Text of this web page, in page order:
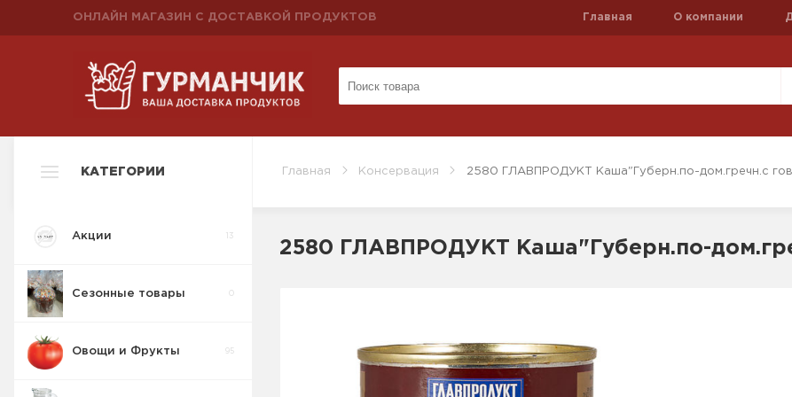
ОНЛАЙН МАГАЗИН С ДОСТАВКОЙ ПРОДУКТОВ Главная О компании
Главная Консервация 2580 ГЛАВПРОДУКТ Каша"Губерн.по-дом.гречн.с
КАТЕГОРИИ
Акции 13
Сезонные товары
Овощи и Фрукты 95
2580 ГЛАВПРОДУКТ Каша"Губерн.по-